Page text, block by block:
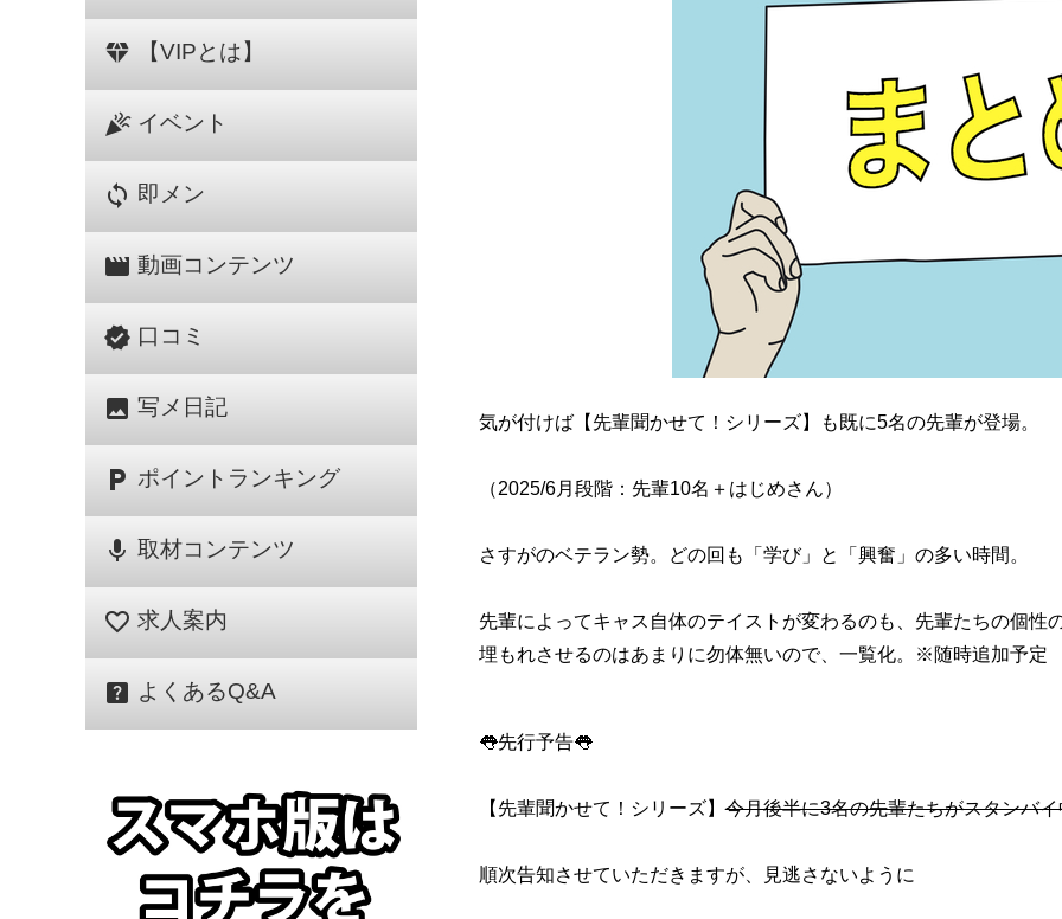
diamond 【VIPとは】
celebration イベント
sync 即メン
movie 動画コンテンツ
verified 口コミ
image 写メ日記
local_parking ポイントランキング
mic 取材コンテンツ
favorite_border 求人案内
help_center よくあるQ&A
気が付けば【先輩聞かせて！シリーズ】も 既に5名の先輩が登場。
（2025/6月段階：先輩10名＋はじめさん）
さすがのベテラン勢。 どの回も「学び」と「興奮」の多い時間。
先輩によってキャス自体のテイストが変わるのも、先輩たちの個性
埋もれさせるのはあまりに勿体無いので、一覧化。※随時追加予定
👅先行予告👅
【先輩聞かせて！シリーズ】今月後半に3名の先輩たちがスタンバイ
順次告知させていただきますが、見逃さないように